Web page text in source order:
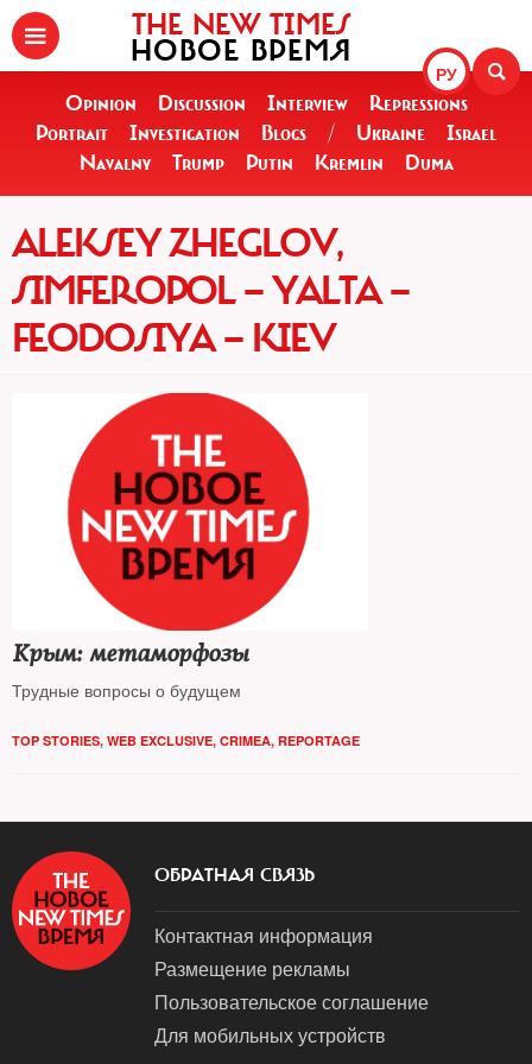
РУ
THE NEW TIMES
НОВОЕ ВРЕМЯ
Opinion Discussion Interview
Repressions
Portrait
Investigation Blogs / Ukraine
Israel
Navalny
Trump Putin Kremlin Duma
ALEKSEY ZHEGLOV,
SIMFEROPOL — YALTA —
FEODOSIYA — KIEV
Крым: метаморфозы
Трудные вопросы о будущем
TOP STORIES, WEB EXCLUSIVE, CRIMEA, REPORTAGE
ОБРАТНАЯ СВЯЗЬ
Контактная информация
Размещение рекламы
Пользовательское соглашение
Для мобильных устройств